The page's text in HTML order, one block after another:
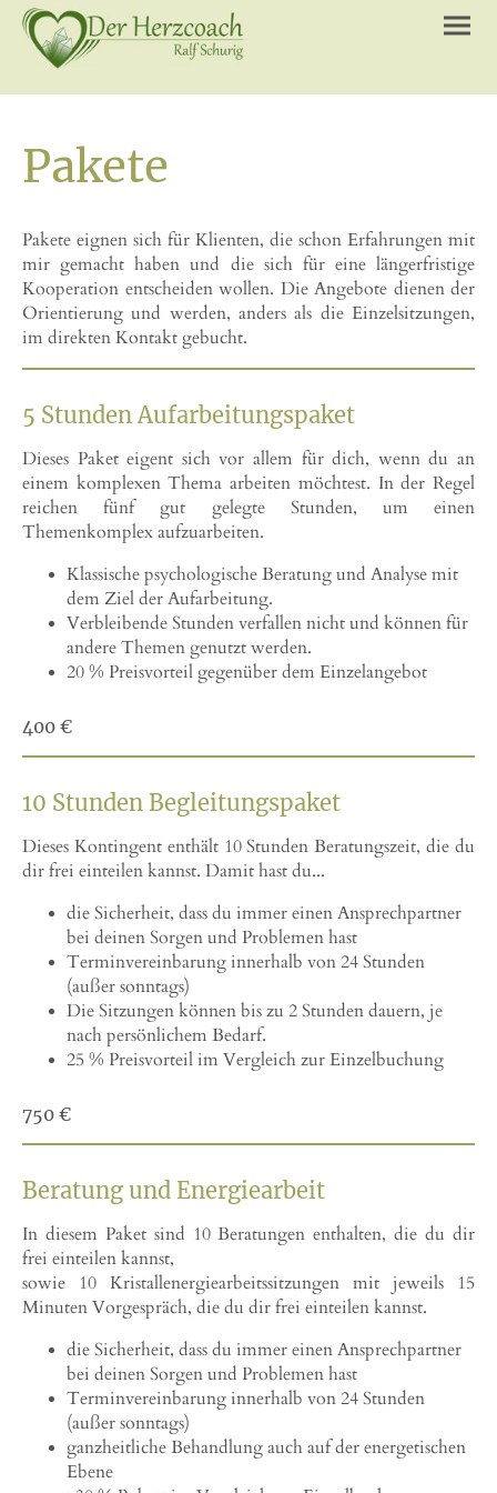
Pakete
Pakete eignen sich für Klienten, die schon Erfahrungen mit
mir gemacht haben und die sich für eine längerfristige
Kooperation entscheiden wollen. Die Angebote dienen der
Orientierung und werden, anders als die Einzelsitzungen,
im direkten Kontakt gebucht.
5 Stunden Aufarbeitungspaket
Dieses Paket eigent sich vor allem für dich, wenn du an
einem komplexen Thema arbeiten möchtest. In der Regel
reichen fünf gut gelegte Stunden, um einen
Themenkomplex aufzuarbeiten.
Klassische psychologische Beratung und Analyse mit
dem Ziel der Aufarbeitung.
Verbleibende Stunden verfallen nicht und können für
andere Themen genutzt werden.
20 % Preisvorteil gegenüber dem Einzelangebot
400 €
10 Stunden Begleitungspaket
Dieses Kontingent enthält 10 Stunden Beratungszeit, die du
dir frei einteilen kannst. Damit hast du...
die Sicherheit, dass du immer einen Ansprechpartner
bei deinen Sorgen und Problemen hast
Terminvereinbarung innerhalb von 24 Stunden
(außer sonntags)
Die Sitzungen können bis zu 2 Stunden dauern, je
nach persönlichem Bedarf.
25 % Preisvorteil im Vergleich zur Einzelbuchung
750 €
Beratung und Energiearbeit
In diesem Paket sind 10 Beratungen enthalten, die du dir
frei einteilen kannst,
sowie 10 Kristallenergiearbeitssitzungen mit jeweils 15
Minuten Vorgespräch, die du dir frei einteilen kannst.
die Sicherheit, dass du immer einen Ansprechpartner
bei deinen Sorgen und Problemen hast
Terminvereinbarung innerhalb von 24 Stunden
(außer sonntags)
ganzheitliche Behandlung auch auf der energetischen
Ebene